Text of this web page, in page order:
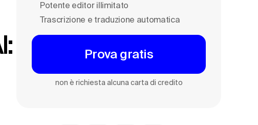
Potente editor illimitato
Trascrizione e traduzione automatica
Prova gratis
non è richiesta alcuna carta di credito